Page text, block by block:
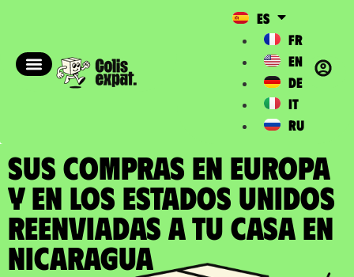
ES
FR
EN
DE
IT
RU
SUS COMPRAS EN EUROPA
Y EN LOS ESTADOS UNIDOS
REENVIADAS a tu casa en
Nicaragua